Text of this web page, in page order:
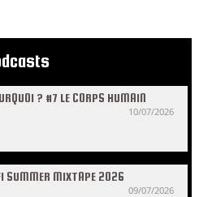
? #7 LE CORPS HUMAIN
10/07/2026
SUMMER MIXTAPE 2026
09/07/2026